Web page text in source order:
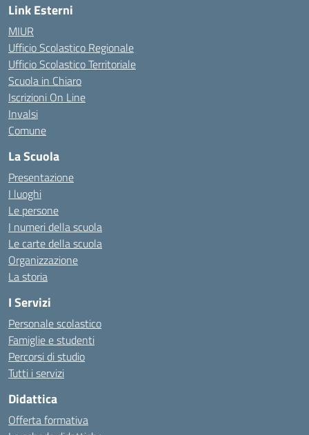
Link Esterni
MIUR
Ufficio Scolastico Regionale
Ufficio Scolastico Territoriale
Scuola in Chiaro
Iscrizioni On Line
Invalsi
Comune
La Scuola
Presentazione
I luoghi
Le persone
I numeri della scuola
Le carte della scuola
Organizzazione
La storia
I Servizi
Personale scolastico
Famiglie e studenti
Percorsi di studio
Tutti i servizi
Didattica
Offerta formativa